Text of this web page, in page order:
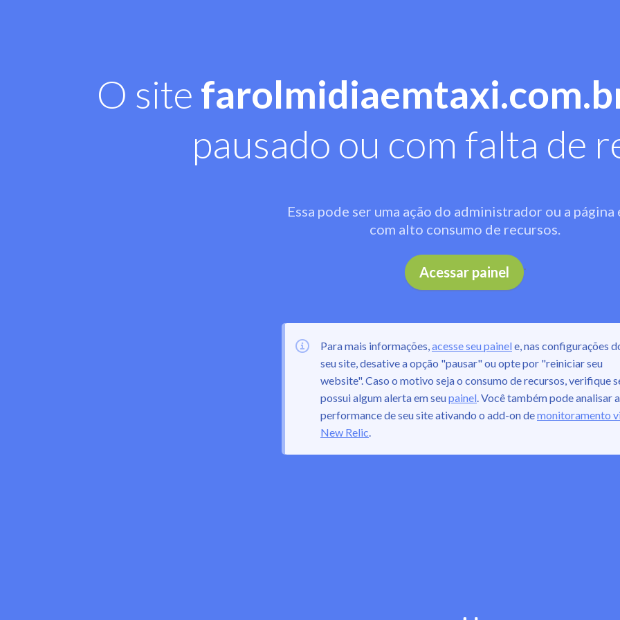
O site
pausado ou com falta de
Essa pode ser uma ação do administrador ou a página
com alto consumo de recursos.
Acessar painel .
Para mais informações,acesse seu painel e, nas configurações
seu site, desative a opção "pausar" ou opte por "reiniciar seu
website". Caso o motivo seja o consumo de recursos, verifique
possui algum alerta em seupainel. Você também pode analisar a
performance de seu site ativando o add-on demonitoramento
New Relic.